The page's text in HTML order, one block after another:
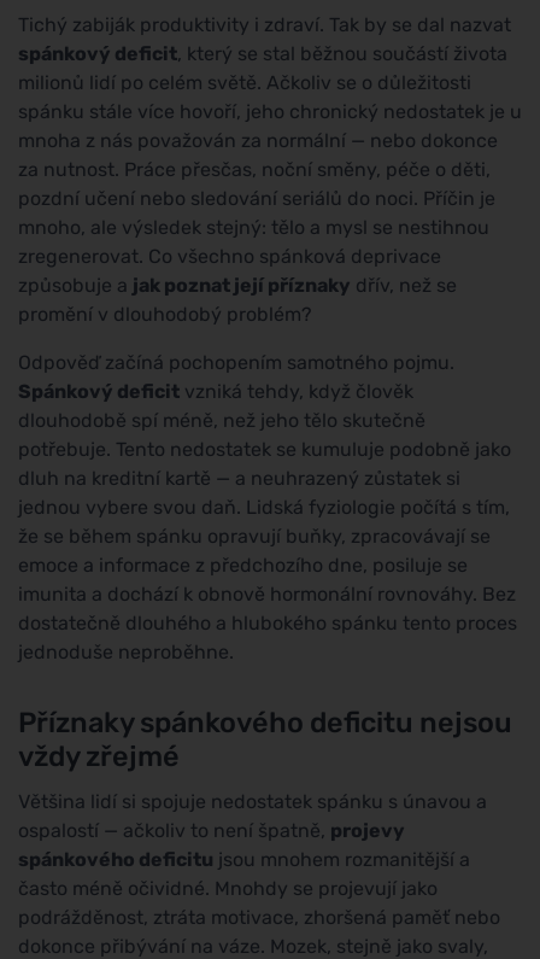
Tichý zabiják produktivity i zdraví. Tak by se dal nazvat
spánkový deficit, který se stal běžnou součástí života
milionů lidí po celém světě. Ačkoliv se o důležitosti
spánku stále více hovoří, jeho chronický nedostatek je u
mnoha z nás považován za normální — nebo dokonce
za nutnost. Práce přesčas, noční směny, péče o děti,
pozdní učení nebo sledování seriálů do noci. Příčin je
mnoho, ale výsledek stejný: tělo a mysl se nestihnou
zregenerovat. Co všechno spánková deprivace
způsobuje a jak poznat její příznaky dřív, než se
promění v dlouhodobý problém?
Odpověď začíná pochopením samotného pojmu.
Spánkový deficit vzniká tehdy, když člověk
dlouhodobě spí méně, než jeho tělo skutečně
potřebuje. Tento nedostatek se kumuluje podobně jako
dluh na kreditní kartě — a neuhrazený zůstatek si
jednou vybere svou daň. Lidská fyziologie počítá s tím,
že se během spánku opravují buňky, zpracovávají se
emoce a informace z předchozího dne, posiluje se
imunita a dochází k obnově hormonální rovnováhy. Bez
dostatečně dlouhého a hlubokého spánku tento proces
jednoduše neproběhne.
Příznaky spánkového deficitu nejsou
vždy zřejmé
Většina lidí si spojuje nedostatek spánku s únavou a
ospalostí — ačkoliv to není špatně, projevy
spánkového deficitu jsou mnohem rozmanitější a
často méně očividné. Mnohdy se projevují jako
podrážděnost, ztráta motivace, zhoršená paměť nebo
dokonce přibývání na váze. Mozek, stejně jako svaly,